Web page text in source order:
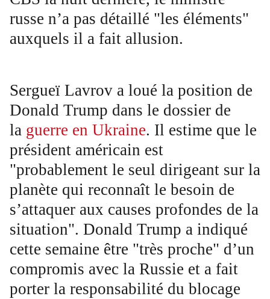
russe n’a pas détaillé "les éléments"
auxquels il a fait allusion.
Sergueï Lavrov a loué la position de
Donald Trump dans le dossier de
la guerre en Ukraine. Il estime que le
président américain est
"probablement le seul dirigeant sur la
planète qui reconnaît le besoin de
s’attaquer aux causes profondes de la
situation". Donald Trump a indiqué
cette semaine être "très proche" d’un
compromis avec la Russie et a fait
porter la responsabilité du blocage